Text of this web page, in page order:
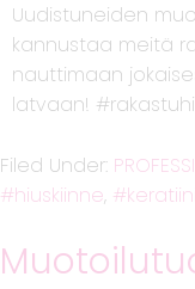
Uudistuneiden
kannustaa meitä
nauttimaan
latvaan!
Filed Under:
hiuskiinne, keratiini